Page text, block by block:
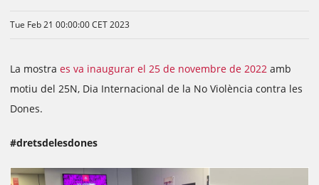
Tue Feb 21 00:00:00 CET 2023
La mostra es va inaugurar el 25 de novembre de 2022 amb
motiu del 25N, Dia Internacional de la No Violència contra les
Dones.
#dretsdelesdones